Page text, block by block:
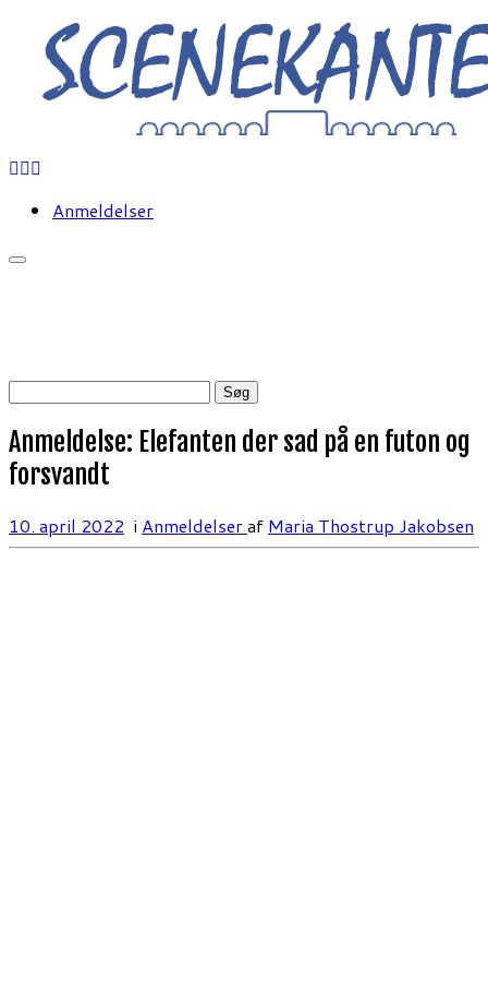
Fortsæt
indhold
Anmeldelser
Søg
Anmeldelse: Elefanten der sad på en futon og
forsvandt
10. april 2022 i Anmeldelseraf Maria Thostrup Jakobsen